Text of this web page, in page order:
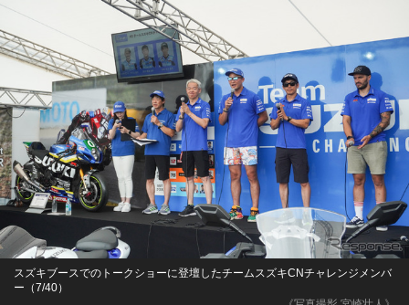
スズキブースでのトークショーに登壇したチームスズキCNチャレンジメンバ
ー（7/40）